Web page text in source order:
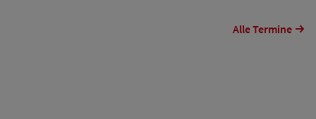
Alle Termine